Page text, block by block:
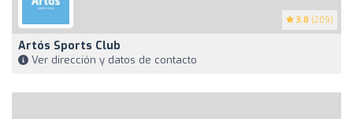
3.8 (209)
Artós Sports Club
Ver dirección y datos de contacto